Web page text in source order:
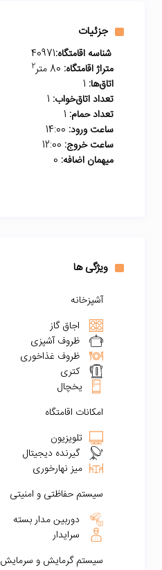
جزئیات
شناسه اقامتگاه:40971
متراژ اقامتگاه:
2
اتاق‌ها:
تعداد اتاق‌خواب:
تعداد حمام:
ساعت ورود:
ساعت خروج:
میهمان اضافه:
ویژگی ها
آشپزخانه
اجاق گاز
ظروف آشپزی
ظروف غذاخوری
کتری
یخچال
امکانات اقامتگاه
تلویزیون
گیرنده دیجیتال
میز نهارخوری
سیستم حفاظتی و امنیتی
دوربین مدار بسته
سرایدار
سیستم گرمایش و سرمایش